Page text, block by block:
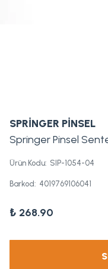
SPRİNGER PİNSEL
Springer Pinsel
Ürün Kodu: SIP-1054-04
Barkod: 4019769106041
₺ 268.90